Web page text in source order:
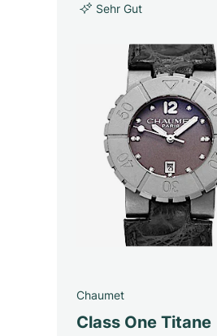
Sehr Gut
Chaumet
Class One Titane